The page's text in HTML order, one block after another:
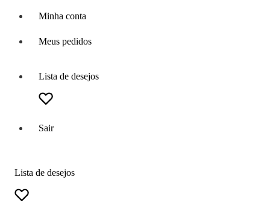
Minha conta
Meus pedidos
Lista de desejos
Sair
Lista de desejos